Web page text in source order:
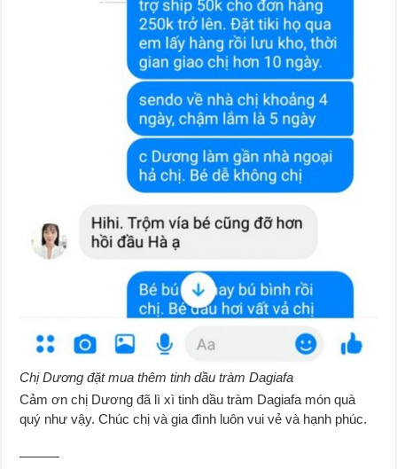
Chị Dương đặt mua thêm tinh dầu tràm Dagiafa
Cảm ơn chị Dương đã lì xì tinh dầu tràm Dagiafa món quà
quý như vậy. Chúc chị và gia đình luôn vui vẻ và hạnh phúc.
———